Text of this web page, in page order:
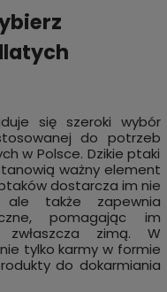
się szeroki wybór
do potrzeb
w Polsce. Dzikie ptaki
ważny element
dostarcza im nie
ale także zapewnia
pomagając im
zwłaszcza zimą. W
tylko karmy w formie
do dokarmiania